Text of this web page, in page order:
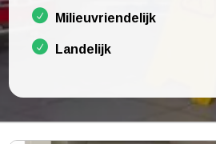
Milieuvriendelijk
Landelijk